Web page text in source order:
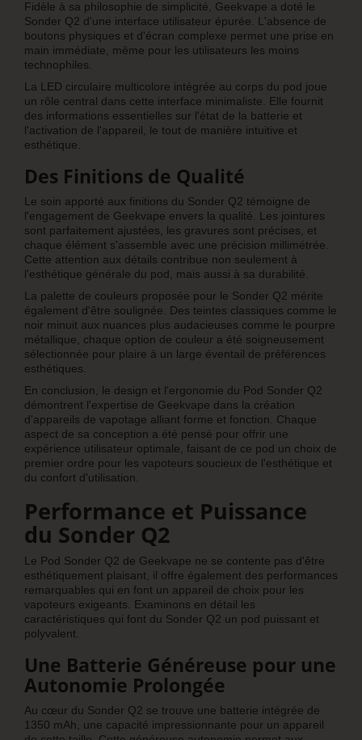
Fidèle à sa philosophie de simplicité, Geekvape a doté le
Sonder Q2 d'une interface utilisateur épurée. L'absence de
boutons physiques et d'écran complexe permet une prise en
main immédiate, même pour les utilisateurs les moins
technophiles.
La LED circulaire multicolore intégrée au corps du pod joue
un rôle central dans cette interface minimaliste. Elle fournit
des informations essentielles sur l'état de la batterie et
l'activation de l'appareil, le tout de manière intuitive et
esthétique.
Des Finitions de Qualité
Le soin apporté aux finitions du Sonder Q2 témoigne de
l'engagement de Geekvape envers la qualité. Les jointures
sont parfaitement ajustées, les gravures sont précises, et
chaque élément s'assemble avec une précision millimétrée.
Cette attention aux détails contribue non seulement à
l'esthétique générale du pod, mais aussi à sa durabilité.
La palette de couleurs proposée pour le Sonder Q2 mérite
également d'être soulignée. Des teintes classiques comme le
noir minuit aux nuances plus audacieuses comme le pourpre
métallique, chaque option de couleur a été soigneusement
sélectionnée pour plaire à un large éventail de préférences
esthétiques.
En conclusion, le design et l'ergonomie du Pod Sonder Q2
démontrent l'expertise de Geekvape dans la création
d'appareils de vapotage alliant forme et fonction. Chaque
aspect de sa conception a été pensé pour offrir une
expérience utilisateur optimale, faisant de ce pod un choix de
premier ordre pour les vapoteurs soucieux de l'esthétique et
du confort d'utilisation.
Performance et Puissance
du Sonder Q2
Le Pod Sonder Q2 de Geekvape ne se contente pas d'être
esthétiquement plaisant, il offre également des performances
remarquables qui en font un appareil de choix pour les
vapoteurs exigeants. Examinons en détail les
caractéristiques qui font du Sonder Q2 un pod puissant et
polyvalent.
Une Batterie Généreuse pour une
Autonomie Prolongée
Au cœur du Sonder Q2 se trouve une batterie intégrée de
1350 mAh, une capacité impressionnante pour un appareil